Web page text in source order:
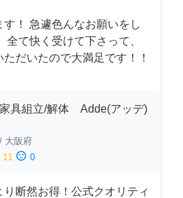
！ 急遽色んなお願いをし
全て快く受けて下さって、
だいたので大満足です！！
具組立/解体 Adde(アッデ)
/ 大阪府
11 sentiment_dissatisfied 0
り断然お得！公式クオリティ